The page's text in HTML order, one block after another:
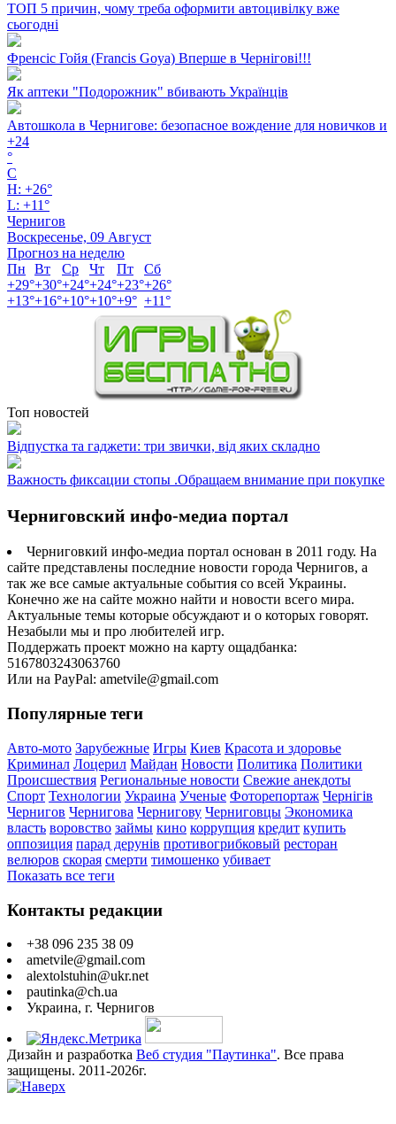
ТОП 5 причин, чому треба оформити автоцивілку вже
сьогодні
Френсіс Гойя (Francis Goya) Вперше в Чернігові!!!
Як аптеки "Подорожник" вбивають Українців
Автошкола в Чернигове: безопасное вождение для новичков и
+24
°
C
H: +26°
L: +11°
Чернигов
Воскресенье, 09 Август
Прогноз на неделю
Пн
Вт Ср Чт Пт
Сб
+29°+30°+24°+24°+23°+26°
+13°+16°+10°+10°+9° +11°
Топ новостей
Відпустка та гаджети: три звички, від яких складно
Важность фиксации стопы .Обращаем внимание при покупке
Черниговский инфо-медиа портал
Черниговкий инфо-медиа портал основан в 2011 году. На
сайте представлены последние новости города Чернигов, а
так же все самые актуальные события со всей Украины.
Конечно же на сайте можно найти и новости всего мира.
Актуальные темы которые обсуждают и о которых говорят.
Незабыли мы и про любителей игр.
Поддержать проект можно на карту ощадбанка:
5167803243063760
Или на PayPal: ametvile@gmail.com
Популярные теги
Авто-мото Зарубежные Игры Киев Красота и здоровье
Криминал Лоцерил Майдан Новости Политика Политики
Происшествия Региональные новости Свежие анекдоты
Спорт Технологии Украина Ученые Фоторепортаж Чернігів
Чернигов Чернигова Чернигову Черниговцы Экономика
власть воровство займы кино коррупция кредит купить
оппозиция парад дерунів противогрибковый ресторан
велюров скорая смерти тимошенко убивает
Показать все теги
Контакты редакции
+38 096 235 38 09
ametvile@gmail.com
alextolstuhin@ukr.net
pautinka@ch.ua
Украина, г. Чернигов
Дизайн и разработка Веб студия "Паутинка". Все права
защищены. 2011-2026г.